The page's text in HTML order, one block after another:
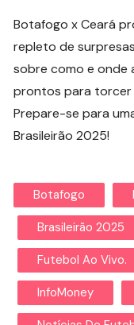
Botafogo x Ceará
repleto de
sobre como e onde
prontos para torcer
Prepare-se para
Brasileirão 2025!
Botafogo
Brasileirão 2025
Futebol Ao Vivo.
InfoMoney